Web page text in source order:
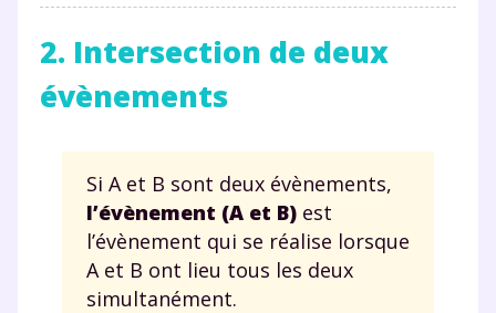
2. Intersection de deux
évènements
Si A et B sont deux évènements,
l’évènement (A et B) est
l’évènement qui se réalise lorsque
A et B ont lieu tous les deux
simultanément.